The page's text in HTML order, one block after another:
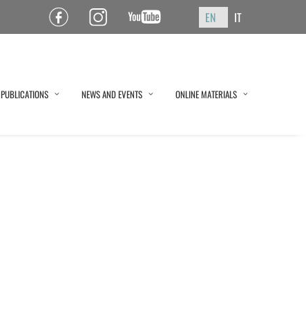
Pagina Facebook ISPFPagina Instagram ISPFCanale YouTube ISPF EN IT
PUBLICATIONS NEWS AND EVENTS ONLINE MATERIALS